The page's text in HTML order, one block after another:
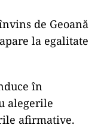
de Geoană
la egalitate
în
alegerile
afirmative.